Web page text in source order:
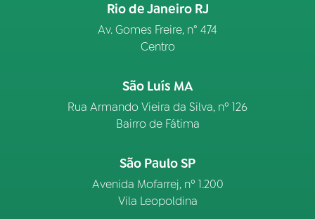
PODCASTS
FESTIVAL DE MÚSICA
ACOMPANHE A RÁDIO NACIONAL
Rio de Janeiro RJ
Av. Gomes Freire, n° 474
Centro
São Luís MA
Rua Armando Vieira da Silva, nº 126
Bairro de Fátima
São Paulo SP
Avenida Mofarrej, nº 1.200
Vila Leopoldina